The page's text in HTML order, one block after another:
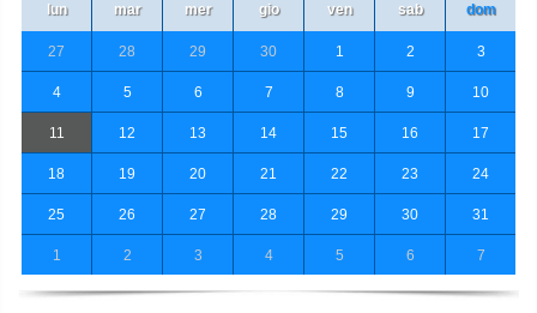
lun mar mer gio ven sab dom
27 28 29 30 1 2 3
4 5 6 7 8 9 10
11 12 13 14 15 16 17
18 19 20 21 22 23 24
25 26 27 28 29 30 31
1 2 3 4 5 6 7